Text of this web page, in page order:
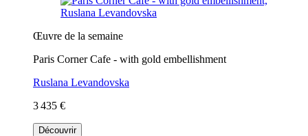
Œuvre de la semaine
Paris Corner Cafe - with gold embellishment
Ruslana Levandovska
3 435 €
Découvrir